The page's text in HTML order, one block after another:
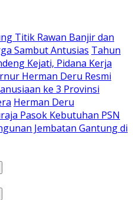
Titik Rawan Banjir dan
Sambut Antusias Tahun
Kejati, Pidana Kerja
Herman Deru Resmi
ke 3 Provinsi
Herman Deru
Pasok Kebutuhan PSN
Jembatan Gantung di